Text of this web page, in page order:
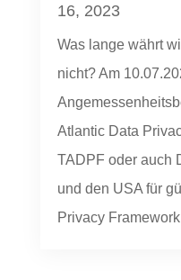
16, 2023
Was lange währt
nicht? Am
Atlantic Data
TADPF oder auch
und den USA für
Privacy